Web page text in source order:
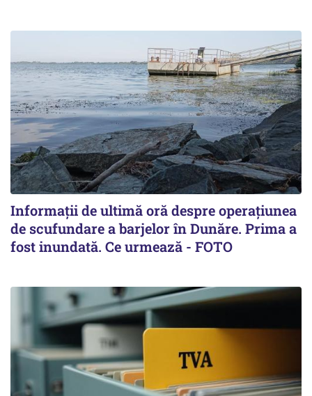
Informații de ultimă oră despre operațiunea
de scufundare a barjelor în Dunăre. Prima a
fost inundată. Ce urmează - FOTO